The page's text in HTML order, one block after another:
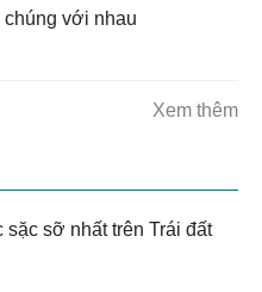
chúng với nhau
Xem thêm
sặc sỡ nhất trên Trái đất